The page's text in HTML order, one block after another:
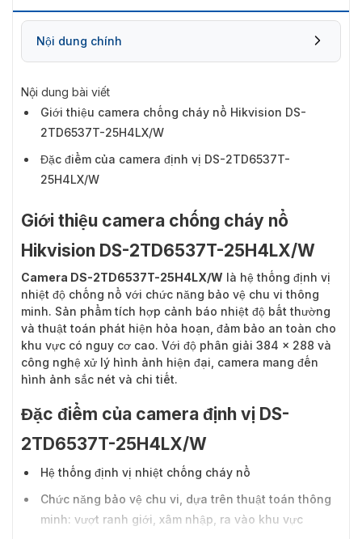
Nội dung chính
Nội dung bài viết
Giới thiệu camera chống cháy nổ Hikvision DS-
2TD6537T-25H4LX/W
Đặc điểm của camera định vị DS-2TD6537T-
25H4LX/W
Giới thiệu camera chống cháy nổ
Hikvision DS-2TD6537T-25H4LX/W
Camera DS-2TD6537T-25H4LX/W là hệ thống định vị
nhiệt độ chống nổ với chức năng bảo vệ chu vi thông
minh. Sản phẩm tích hợp cảnh báo nhiệt độ bất thường
và thuật toán phát hiện hỏa hoạn, đảm bảo an toàn cho
khu vực có nguy cơ cao. Với độ phân giải 384 × 288 và
công nghệ xử lý hình ảnh hiện đại, camera mang đến
hình ảnh sắc nét và chi tiết.
Đặc điểm của camera định vị DS-
2TD6537T-25H4LX/W
Hệ thống định vị nhiệt chống cháy nổ
Chức năng bảo vệ chu vi, dựa trên thuật toán thông
minh: vượt ranh giới, xâm nhập, ra vào khu vực